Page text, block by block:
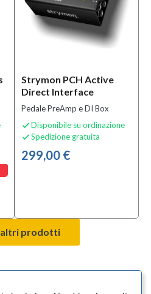
Strymon PCH Active
Direct Interface
Pedale PreAmp e DI Box
 Disponibile su ordinazione
 Spedizione gratuita
299,00 €
altri prodotti